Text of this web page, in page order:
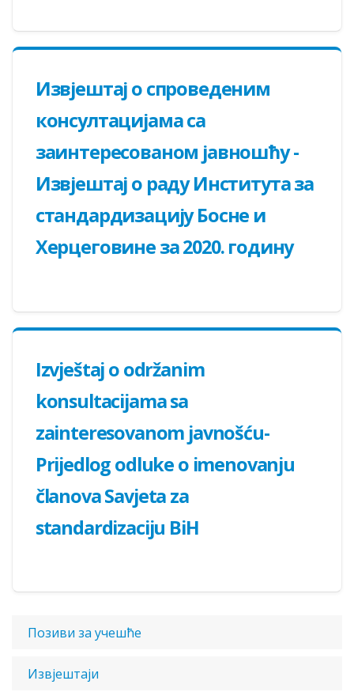
Извјештај о спроведеним
консултацијама са
заинтересованом јавношћу -
Извјештај о раду Института за
стандардизацију Босне и
Херцеговине за 2020. годину
Izvještaj o održanim
konsultacijama sa
zainteresovanom javnošću-
Prijedlog odluke o imenovanju
članova Savjeta za
standardizaciju BiH
Позиви за учешће
Извјештаји